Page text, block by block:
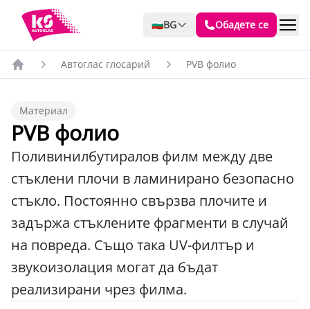
🇧🇬BG Обадете се
Автоглас глосарий PVB фолио
Материал
PVB фолио
Поливинилбутиралов филм между две
стъклени плочи в ламинирано безопасно
стъкло. Постоянно свързва плочите и
задържа стъклените фрагменти в случай
на повреда. Също така UV-филтър и
звукоизолация могат да бъдат
реализирани чрез филма.